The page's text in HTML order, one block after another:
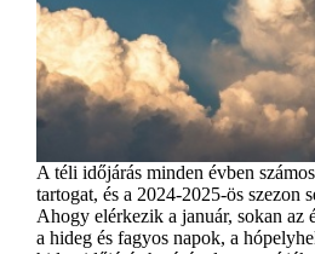
A téli időjárás minden évben
tartogat, és a 2024-2025-ös szezon
Ahogy elérkezik a január, sokan az
a hideg és fagyos napok, a